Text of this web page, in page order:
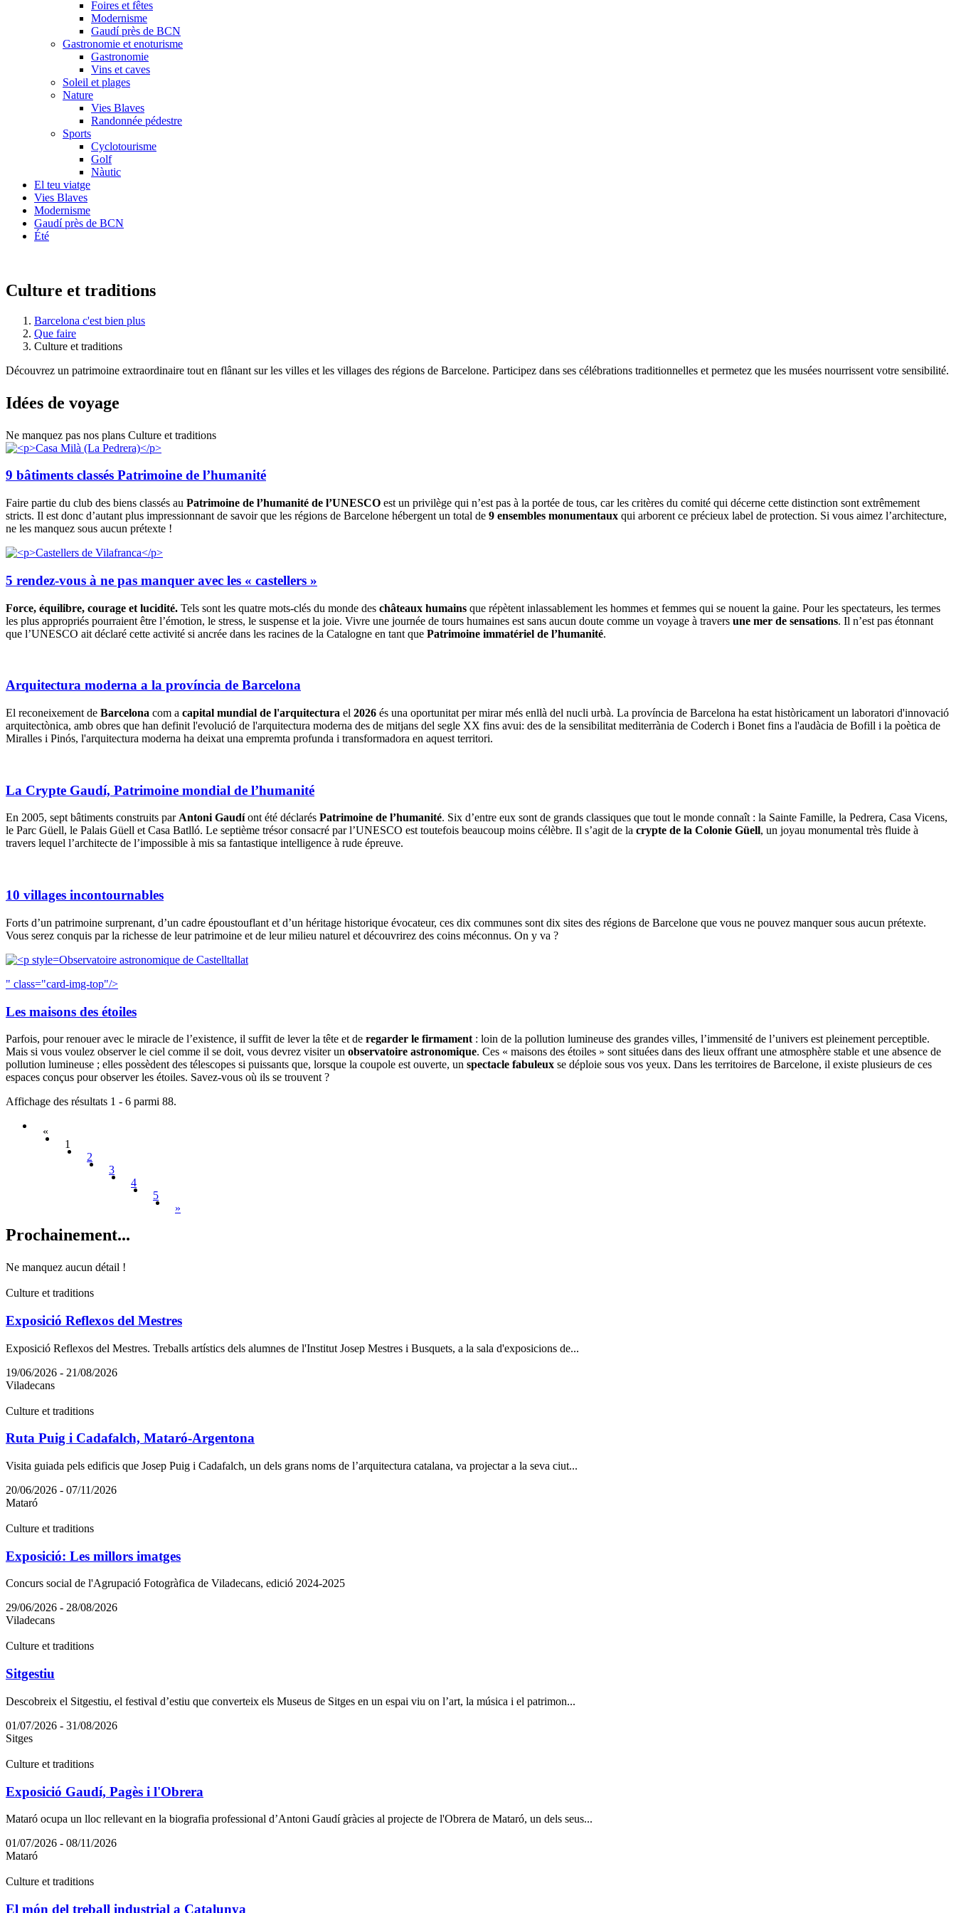
Foires et fêtes
Modernisme
Gaudí près de BCN
Gastronomie et enoturisme
Gastronomie
Vins et caves
Soleil et plages
Nature
Vies Blaves
Randonnée pédestre
Sports
Cyclotourisme
Golf
Nàutic
El teu viatge
Vies Blaves
Modernisme
Gaudí près de BCN
Été
Culture et traditions
Barcelona c'est bien plus
Que faire
Culture et traditions
Découvrez un patrimoine extraordinaire tout en flânant sur les villes et les villages des régions de Barcelone. Participez dans ses célébrations traditionnelles et permetez que les musées nourrissent votre sensibilité.
Idées de voyage
Ne manquez pas nos plans Culture et traditions
9 bâtiments classés Patrimoine de l’humanité
Faire partie du club des biens classés au Patrimoine de l’humanité de l’UNESCO est un privilège qui n’est pas à la portée de tous, car les critères du comité qui décerne cette distinction sont extrêmement
stricts. Il est donc d’autant plus impressionnant de savoir que les régions de Barcelone hébergent un total de 9 ensembles monumentaux qui arborent ce précieux label de protection. Si vous aimez l’architecture,
ne les manquez sous aucun prétexte !
5 rendez-vous à ne pas manquer avec les « castellers »
Force, équilibre, courage et lucidité. Tels sont les quatre mots-clés du monde des châteaux humains que répètent inlassablement les hommes et femmes qui se nouent la gaine. Pour les spectateurs, les termes
les plus appropriés pourraient être l’émotion, le stress, le suspense et la joie. Vivre une journée de tours humaines est sans aucun doute comme un voyage à travers une mer de sensations. Il n’est pas étonnant
que l’UNESCO ait déclaré cette activité si ancrée dans les racines de la Catalogne en tant que Patrimoine immatériel de l’humanité.
Arquitectura moderna a la província de Barcelona
El reconeixement de Barcelona com a capital mundial de l'arquitectura el 2026 és una oportunitat per mirar més enllà del nucli urbà. La província de Barcelona ha estat històricament un laboratori d'innovació
arquitectònica, amb obres que han definit l'evolució de l'arquitectura moderna des de mitjans del segle XX fins avui: des de la sensibilitat mediterrània de Coderch i Bonet fins a l'audàcia de Bofill i la poètica de
Miralles i Pinós, l'arquitectura moderna ha deixat una empremta profunda i transformadora en aquest territori.
La Crypte Gaudí, Patrimoine mondial de l’humanité
En 2005, sept bâtiments construits par Antoni Gaudíont été déclarés Patrimoine de l’humanité. Six d’entre eux sont de grands classiques que tout le monde connaît : la Sainte Famille, la Pedrera, Casa Vicens,
le Parc Güell, le Palais Güell et Casa Batlló. Le septième trésor consacré par l’UNESCO est toutefois beaucoup moins célèbre. Il s’agit de la crypte de la Colonie Güell, un joyau monumental très fluide à
travers lequel l’architecte de l’impossible à mis sa fantastique intelligence à rude épreuve.
10 villages incontournables
Forts d’un patrimoine surprenant, d’un cadre époustouflant et d’un héritage historique évocateur, ces dix communes sont dix sites des régions de Barcelone que vous ne pouvez manquer sous aucun prétexte.
Vous serez conquis par la richesse de leur patrimoine et de leur milieu naturel et découvrirez des coins méconnus. On y va ?
Observatoire astronomique de Castelltallat
" class="card-img-top"/>
Les maisons des étoiles
Parfois, pour renouer avec le miracle de l’existence, il suffit de lever la tête et de regarder le firmament : loin de la pollution lumineuse des grandes villes, l’immensité de l’univers est pleinement perceptible.
Mais si vous voulez observer le ciel comme il se doit, vous devrez visiter un observatoire astronomique. Ces « maisons des étoiles » sont situées dans des lieux offrant une atmosphère stable et une absence de
pollution lumineuse ; elles possèdent des télescopes si puissants que, lorsque la coupole est ouverte, un spectacle fabuleux se déploie sous vos yeux. Dans les territoires de Barcelone, il existe plusieurs de ces
espaces conçus pour observer les étoiles. Savez-vous où ils se trouvent ?
Affichage des résultats 1 - 6 parmi 88.
«
1
2
3
4
5
»
Prochainement...
Ne manquez aucun détail !
Culture et traditions
Exposició Reflexos del Mestres
Exposició Reflexos del Mestres. Treballs artístics dels alumnes de l'Institut Josep Mestres i Busquets, a la sala d'exposicions de...
19/06/2026 - 21/08/2026
Viladecans
Culture et traditions
Ruta Puig i Cadafalch, Mataró-Argentona
Visita guiada pels edificis que Josep Puig i Cadafalch, un dels grans noms de l’arquitectura catalana, va projectar a la seva ciut...
20/06/2026 - 07/11/2026
Mataró
Culture et traditions
Exposició: Les millors imatges
Concurs social de l'Agrupació Fotogràfica de Viladecans, edició 2024-2025
29/06/2026 - 28/08/2026
Viladecans
Culture et traditions
Sitgestiu
Descobreix el Sitgestiu, el festival d’estiu que converteix els Museus de Sitges en un espai viu on l’art, la música i el patrimon...
01/07/2026 - 31/08/2026
Sitges
Culture et traditions
Exposició Gaudí, Pagès i l'Obrera
Mataró ocupa un lloc rellevant en la biografia professional d’Antoni Gaudí gràcies al projecte de l'Obrera de Mataró, un dels seus...
01/07/2026 - 08/11/2026
Mataró
Culture et traditions
El món del treball industrial a Catalunya